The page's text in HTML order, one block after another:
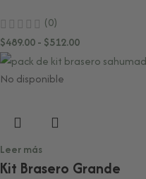
(0)
$489.00- $512.00
No disponible
Leer más
Kit Brasero Grande